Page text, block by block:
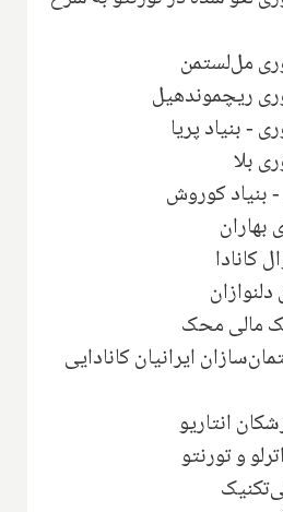
مل‌لستمن
ریچموندهیل
- بنیاد پریا
بلا
- بنیاد کوروش
بهاران
کانادا
مالی محک
ایرانیان کانادایی
انتاریو
و تورنتو